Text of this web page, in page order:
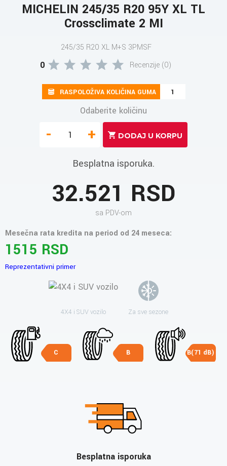
MICHELIN 245/35 R20 95Y XL TL
Crossclimate 2 MI
245/35 R20 XL M+S 3PMSF
0 Recenzije (0)
RASPOLOŽIVA KOLIČINA GUMA 1
Odaberite količinu
- +
Besplatna isporuka.
32.521 RSD
sa PDV-om
Mesečna rata kredita na period od 24 meseca:
1515 RSD
Reprezentativni primer
4X4 i SUV vozilo Za sve sezone
C B B(71 dB)
Besplatna isporuka